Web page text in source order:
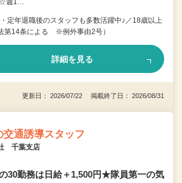
☆週1…
定年退職後のスタッフも多数活躍中♪／18歳以上
第14条による ※例外事由2号）
詳細を見る
更新日： 2026/07/22 掲載終了日： 2026/08/31
通誘導スタッフ
千葉支店
30勤務は日給＋1,500円★隊員第一の気